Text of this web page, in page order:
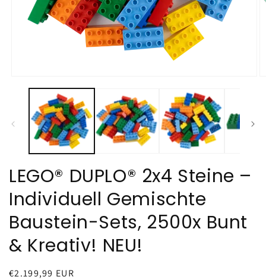
öffnen
LEGO® DUPLO® 2x4 Steine –
Individuell Gemischte
Baustein-Sets, 2500x Bunt
& Kreativ! NEU!
Normaler
€2.199,99 EUR